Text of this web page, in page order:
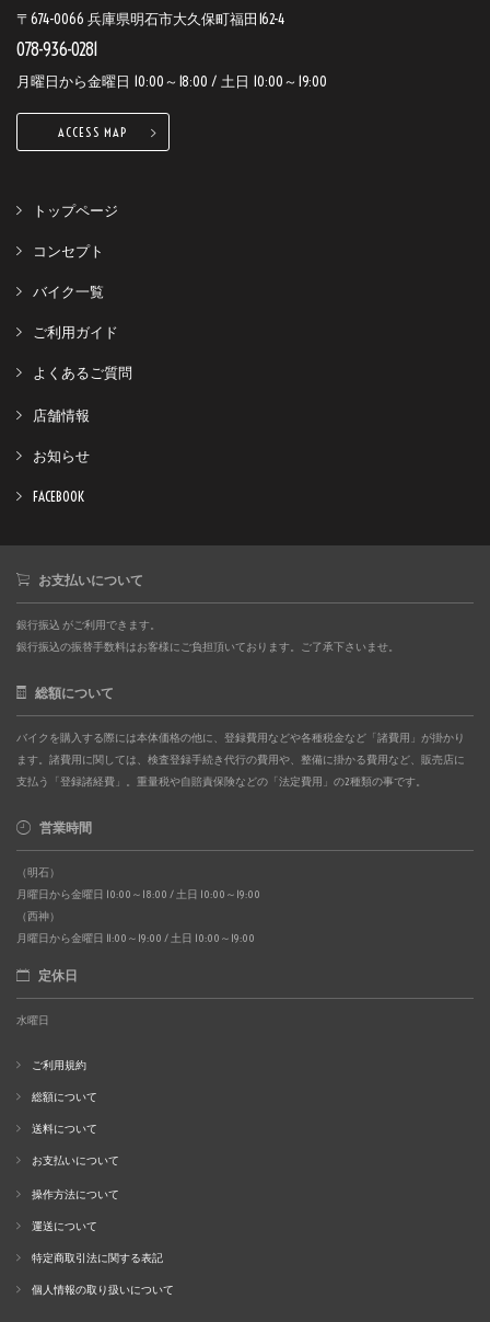
〒674-0066 兵庫県明石市大久保町福田162-4
078-936-0281
月曜日から金曜日 10:00～18:00 / 土日 10:00～19:00
ACCESS MAP
トップページ
コンセプト
バイク一覧
ご利用ガイド
よくあるご質問
店舗情報
お知らせ
FACEBOOK
お支払いについて
銀行振込 がご利用できます。
銀行振込の振替手数料はお客様にご負担頂いております。ご了承下さいませ。
総額について
バイクを購入する際には本体価格の他に、登録費用などや各種税金など「諸費用」が掛かり
ます。諸費用に関しては、検査登録手続き代行の費用や、整備に掛かる費用など、販売店に
支払う「登録諸経費」。重量税や自賠責保険などの「法定費用」の2種類の事です。
営業時間
（明石）
月曜日から金曜日 10:00～18:00 / 土日 10:00～19:00
（西神）
月曜日から金曜日 11:00～19:00 / 土日 10:00～19:00
定休日
水曜日
ご利用規約
総額について
送料について
お支払いについて
操作方法について
運送について
特定商取引法に関する表記
個人情報の取り扱いについて